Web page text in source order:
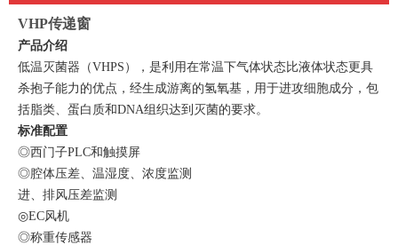
VHP传递窗
产品介绍
低温灭菌器（VHPS），是利用在常温下气体状态比液体状态更具
杀抱子能力的优点，经生成游离的氢氧基，用于进攻细胞成分，包
括脂类、蛋白质和DNA组织达到灭菌的要求。
标准配置
◎西门子PLC和触摸屏
◎腔体压差、温湿度、浓度监测
进、排风压差监测
◎EC风机
◎称重传感器